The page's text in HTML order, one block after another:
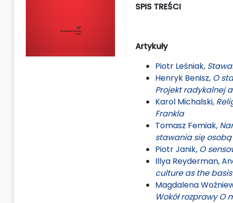
SPIS TREŚCI
Artykuły
Piotr Leśniak,
Henryk Benisz, O
Projekt radykalnej
Karol Michalski,
Frankla
Tomasz Femiak,
stawania się osobą
Piotr Janik, O
Illya Reyderman,
culture as the
Magdalena
Wokół rozprawy O